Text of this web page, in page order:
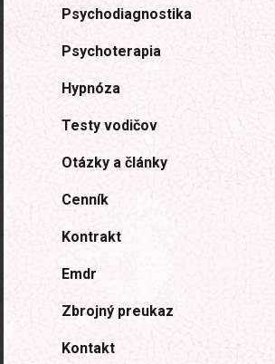
Psychodiagnostika
Psychoterapia
Hypnóza
Testy vodičov
Otázky a články
Cenník
Kontrakt
Emdr
Zbrojný preukaz
Kontakt